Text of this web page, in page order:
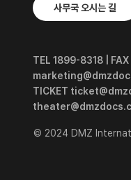
사무국 오시는 길
TEL 1899-8318 |
TICKET
© 2024 DMZ